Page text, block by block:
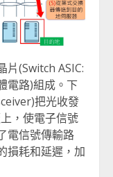
片(Switch ASIC:
電路)組成。下
把光收發
，使電子信號
電信號傳輸路
損耗和延遲，加